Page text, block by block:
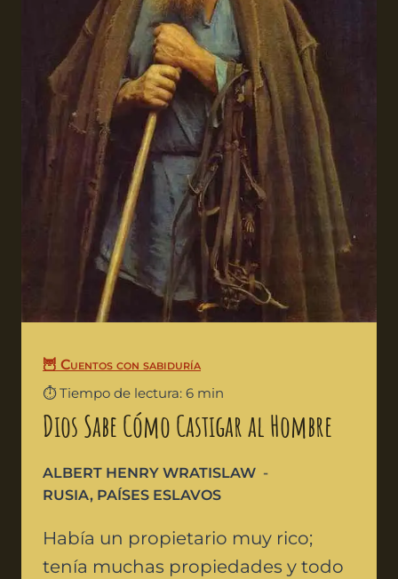
🦉 Cuentos con sabiduría
⏱️ Tiempo de lectura: 6 min
Dios Sabe Cómo Castigar al Hombre
ALBERT HENRY WRATISLAW
RUSIA, PAÍSES ESLAVOS
Había un propietario muy rico;
tenía muchas propiedades y todo